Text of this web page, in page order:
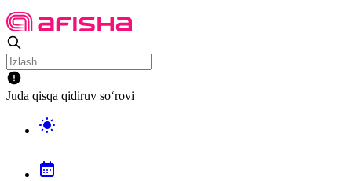
Juda qisqa qidiruv so‘rovi